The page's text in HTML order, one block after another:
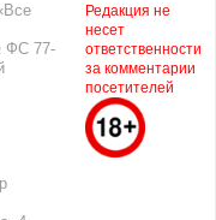
ФС 77-
Редакция не
несет
ответственности
за комментарии
посетителей